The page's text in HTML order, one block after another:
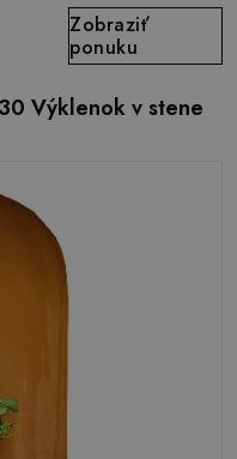
Zobraziť
ponuku
Výklenok v stene